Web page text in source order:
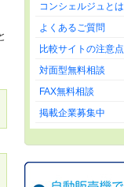
コンシェルジュとは
よくあるご質問
比較サイトの注意点
対面型無料相談
FAX無料相談
掲載企業募集中